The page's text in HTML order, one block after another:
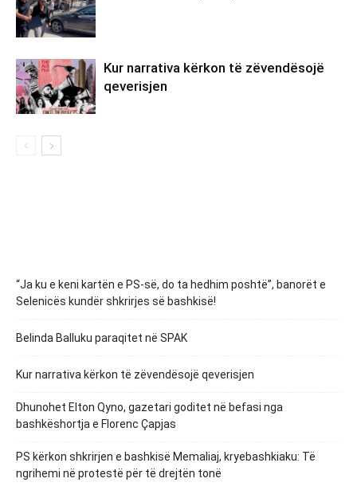
Kur narrativa kërkon të zëvendësojë
qeverisjen
“Ja ku e keni kartën e PS-së, do ta hedhim poshtë”, banorët e
Selenicës kundër shkrirjes së bashkisë!
Belinda Balluku paraqitet në SPAK
Kur narrativa kërkon të zëvendësojë qeverisjen
Dhunohet Elton Qyno, gazetari goditet në befasi nga
bashkëshortja e Florenc Çapjas
PS kërkon shkrirjen e bashkisë Memaliaj, kryebashkiaku: Të
ngrihemi në protestë për të drejtën tonë